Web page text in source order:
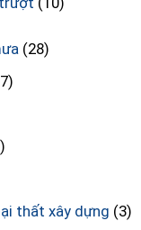
(28)
thất xây dựng (3)